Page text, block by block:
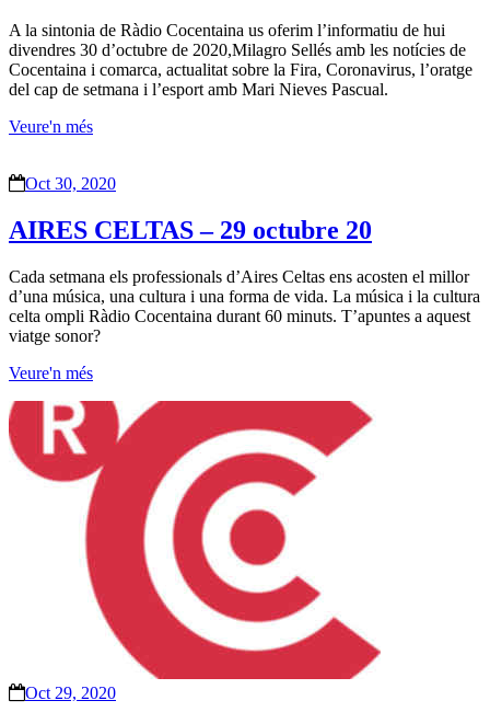
A la sintonia de Ràdio Cocentaina us oferim l’informatiu de hui
divendres 30 d’octubre de 2020,Milagro Sellés amb les notícies de
Cocentaina i comarca, actualitat sobre la Fira, Coronavirus, l’oratge
del cap de setmana i l’esport amb Mari Nieves Pascual.
Veure'n més
Oct 30, 2020
AIRES CELTAS – 29 octubre 20
Cada setmana els professionals d’Aires Celtas ens acosten el millor
d’una música, una cultura i una forma de vida. La música i la cultura
celta ompli Ràdio Cocentaina durant 60 minuts. T’apuntes a aquest
viatge sonor?
Veure'n més
Oct 29, 2020